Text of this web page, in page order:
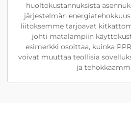
huoltokustannuksista
järjestelmän energiatehokkuus
liitoksemme tarjoavat
johti matalampiin
esimerkki osoittaa, kuinka
voivat muuttaa teollisia
ja